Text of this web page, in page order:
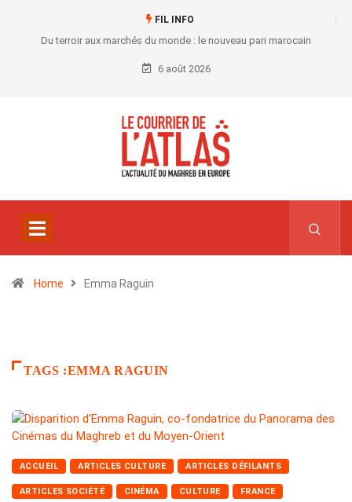
FIL INFO
Du terroir aux marchés du monde : le nouveau pari marocain
6 août 2026
Home Emma Raguin
TAGS :EMMA RAGUIN
ACCUEIL ARTICLES CULTURE ARTICLES DÉFILANTS
ARTICLES SOCIÉTÉ CINÉMA CULTURE FRANCE